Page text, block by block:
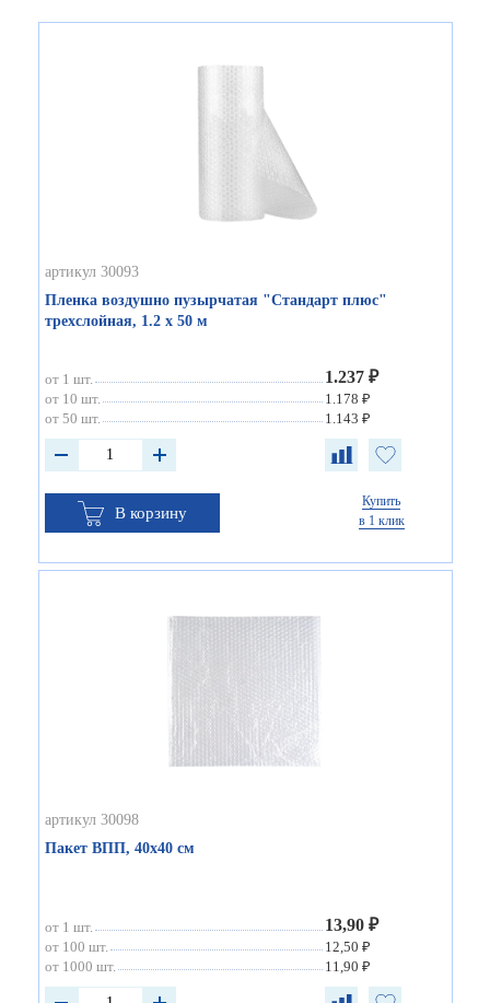
артикул 30093
Пленка воздушно пузырчатая "Стандарт плюс"
трехслойная, 1.2 х 50 м
от 1 шт. 1.237 ₽
от 10 шт.
1.178 ₽
от 50 шт.
1.143 ₽
В корзину
Купить
в 1 клик
артикул 30098
Пакет ВПП, 40х40 см
от 1 шт. 13,90 ₽
от 100 шт.
12,50 ₽
от 1000 шт.
11,90 ₽